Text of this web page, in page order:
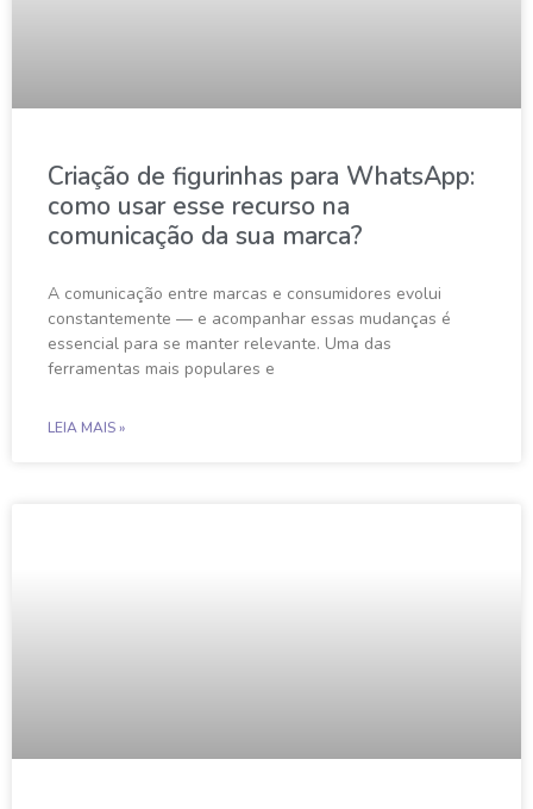
Criação de figurinhas para WhatsApp:
como usar esse recurso na
comunicação da sua marca?
A comunicação entre marcas e consumidores evolui
constantemente — e acompanhar essas mudanças é
essencial para se manter relevante. Uma das
ferramentas mais populares e
LEIA MAIS »